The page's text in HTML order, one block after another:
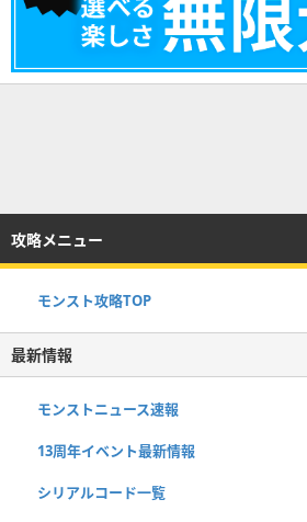
攻略メニュー
モンスト攻略TOP
最新情報
モンストニュース速報
13周年イベント最新情報
シリアルコード一覧